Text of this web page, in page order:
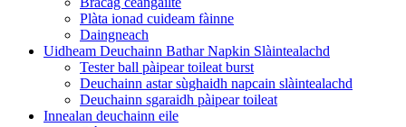
Plàta ionad cuideam fàinne
Daingneach
Uidheam Deuchainn Bathar Napkin Slàintealachd
Tester ball pàipear toileat burst
Deuchainn astar sùghaidh napcain slàintealachd
Deuchainn sgaraidh pàipear toileat
Innealan deuchainn eile